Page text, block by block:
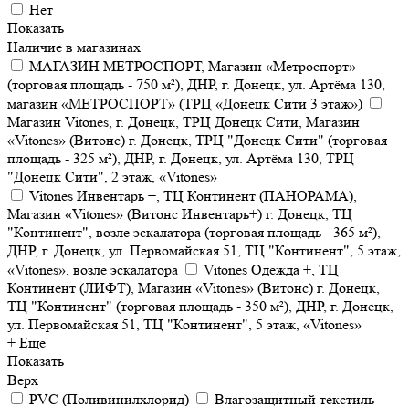
Нет
Показать
Наличие в магазинах
МАГАЗИН МЕТРОСПОРТ, Магазин «Метроспорт»
(торговая площадь - 750 м²), ДНР, г. Донецк, ул. Артёма 130,
магазин «МЕТРОСПОРТ» (ТРЦ «Донецк Сити 3 этаж»)
Магазин Vitones, г. Донецк, ТРЦ Донецк Сити, Магазин
«Vitones» (Витонс) г. Донецк, ТРЦ "Донецк Сити" (торговая
площадь - 325 м²), ДНР, г. Донецк, ул. Артёма 130, ТРЦ
"Донецк Сити", 2 этаж, «Vitones»
Vitones Инвентарь +, ТЦ Континент (ПАНОРАМА),
Магазин «Vitones» (Витонс Инвентарь+) г. Донецк, ТЦ
"Континент", возле эскалатора (торговая площадь - 365 м²),
ДНР, г. Донецк, ул. Первомайская 51, ТЦ "Континент", 5 этаж,
«Vitones», возле эскалатора
Vitones Одежда +, ТЦ
Континент (ЛИФТ), Магазин «Vitones» (Витонс) г. Донецк,
ТЦ "Континент" (торговая площадь - 350 м²), ДНР, г. Донецк,
ул. Первомайская 51, ТЦ "Континент", 5 этаж, «Vitones»
+ Еще
Показать
Верх
PVC (Поливинилхлорид)
Влагозащитный текстиль